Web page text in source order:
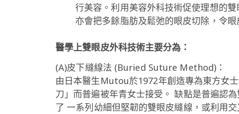
行美容。利用美容外科技術促使理想的
亦會把多餘脂肪及鬆弛的眼皮切除，令眼
醫學上雙眼皮外科技術主要分為 ：
(A)皮下縫線法 (Buried Suture Method)：
由日本醫生Mutou於1972年創造專為東方女
刀」而普遍被年青女士接受。 缺點是普遍認
了 一系列幼細但堅韌的雙眼皮縫線，或利用